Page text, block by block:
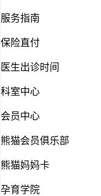
服务指南
保险直付
医生出诊时间
科室中心
会员中心
熊猫会员俱乐部
熊猫妈妈卡
孕育学院